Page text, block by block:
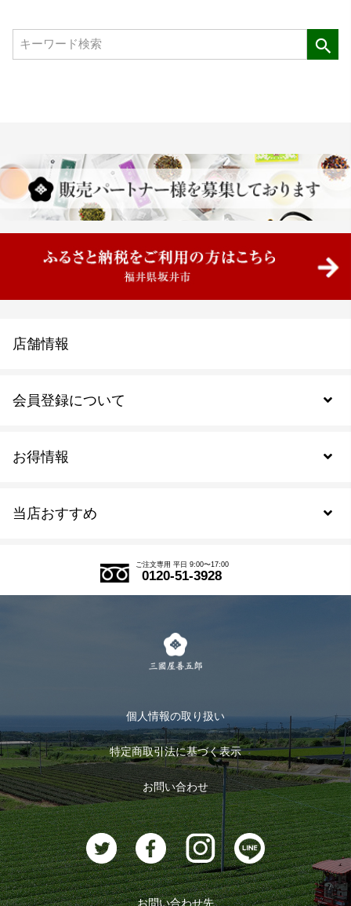
当店おすすめ
式部の香りシリーズ
お茶のギフト
おすすめのお茶
お茶に合うスイーツ
お得情報
会員登録について
会員規約について
ログイン
ログアウト
店舗情報
ご注文専用 平日 9:00〜17:00
0120-51-3928
個人情報の取り扱い
特定商取引法に基づく表示
お問い合わせ
お問い合わせ先